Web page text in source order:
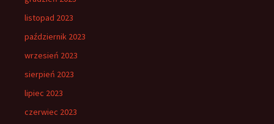
listopad 2023
październik 2023
wrzesień 2023
sierpień 2023
lipiec 2023
czerwiec 2023